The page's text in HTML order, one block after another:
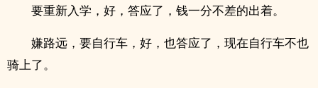
要重新入学，好，答应了，钱一分不差的出着。
嫌路远，要自行车，好，也答应了，现在自行车不也
骑上了。